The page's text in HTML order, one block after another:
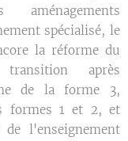
spécialisé, le
la réforme du
après
de la forme 3,
formes 1 et 2, et
l'enseignement